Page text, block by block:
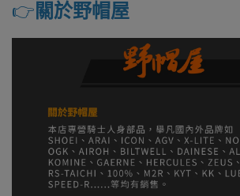
👉️ 關於野帽屋